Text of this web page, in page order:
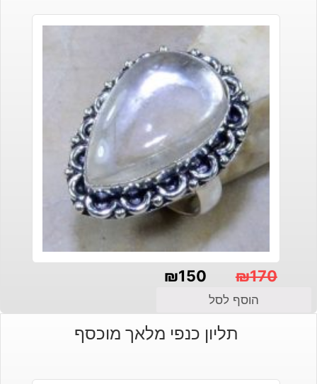
₪170
המקורי
₪150
הנוכחי
הוסף לסל
תליון כנפי מלאך מוכסף